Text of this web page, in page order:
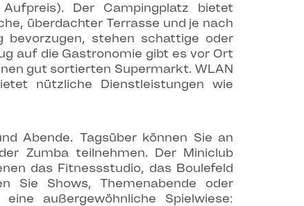
Der Campingplatz bietet
überdachter Terrasse und je nach
bevorzugen, stehen schattige oder
auf die Gastronomie gibt es vor Ort
gut sortierten Supermarkt. WLAN
nützliche Dienstleistungen wie
Abende. Tagsüber können Sie an
Zumba teilnehmen. Der Miniclub
das Fitnessstudio, das Boulefeld
Sie Shows, Themenabende oder
außergewöhnliche Spielwiese: